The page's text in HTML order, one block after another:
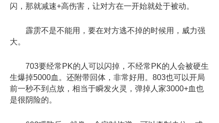
闪，那就减速+高伤害，让对方在一开始就处于被动。
霹雳不是不能用，要在对方逃不掉的时候用，威力强
大。
703要经常PK的人可以闪掉，不经常PK的人会被硬生
生爆掉5000血。还附带回体，非常好用。803也可以开局
前一秒不到点放，相当于瞬发火灵，弹掉人家3000+血也
是很阴险的。